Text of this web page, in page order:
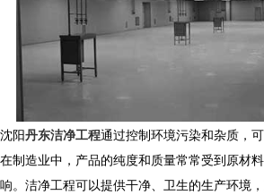
沈阳丹东洁净工程通过控制环境污染和杂质，
在制造业中，产品的纯度和质量常常受到原材
响。洁净工程可以提供干净、卫生的生产环境